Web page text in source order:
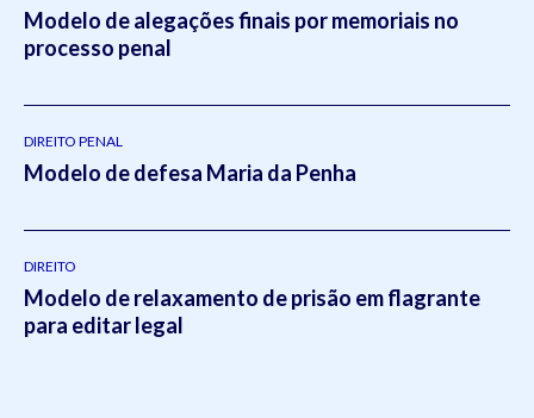
Modelo de alegações finais por memoriais no
processo penal
DIREITO PENAL
Modelo de defesa Maria da Penha
DIREITO
Modelo de relaxamento de prisão em flagrante
para editar legal